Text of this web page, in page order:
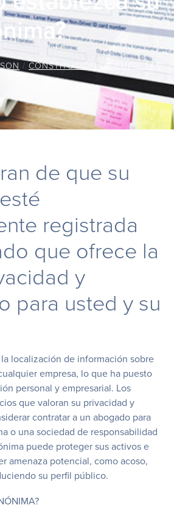
/CONSTITUCIÓN DE EMPRESAS
de que su
registrada
que ofrece la
y
para usted y su
localización de información sobre
empresa, lo que ha puesto
personal y empresarial. Los
que valoran su privacidad y
contratar a un abogado para
o una sociedad de responsabilidad
puede proteger sus activos e
amenaza potencial, como acoso,
su perfil público.